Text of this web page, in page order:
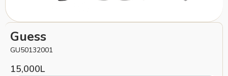
Guess
GU50132001
15,000L